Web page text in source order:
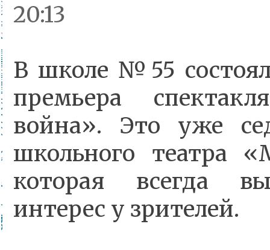
20:13
В школе №55
премьера
война». Это уже
школьного театра
которая всегда
интерес у зрителей.